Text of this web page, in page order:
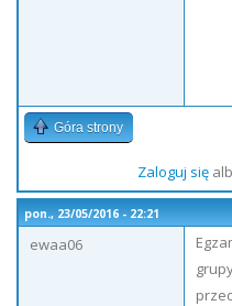
Góra strony
Zaloguj się
pon., 23/05/2016 - 22:21
ewaa06